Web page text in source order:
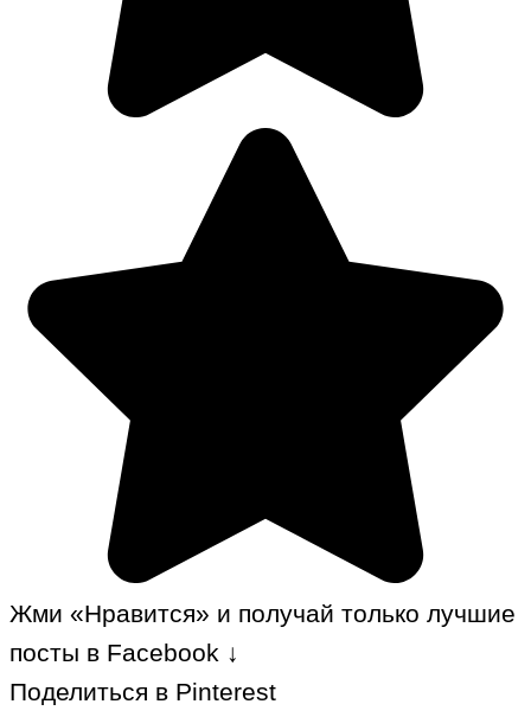
Жми «Нравится» и получай только лучшие
посты в Facebook ↓
Поделиться в Pinterest